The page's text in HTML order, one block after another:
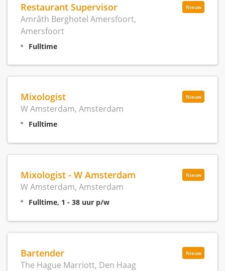
Nieuw
Restaurant Supervisor
Amrâth Berghotel Amersfoort,
Amersfoort
Fulltime
Nieuw
Mixologist
W Amsterdam, Amsterdam
Fulltime
Nieuw
Mixologist - W Amsterdam
W Amsterdam, Amsterdam
Fulltime, 1 - 38 uur p/w
Nieuw
Bartender
The Hague Marriott, Den Haag